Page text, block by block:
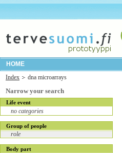
HOME
Index
dna microarrays
Narrow your search
Life event
no categories
Group of people
role
Body part